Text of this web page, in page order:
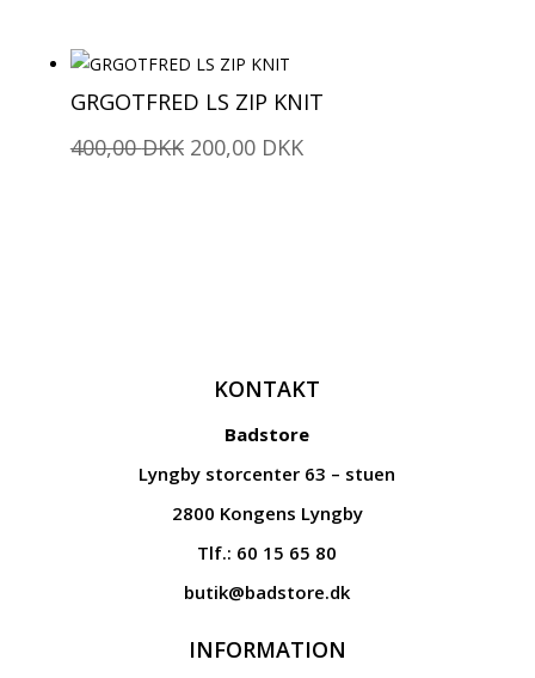
var:
400,00 DKK.200,00 DKK.
GRGOTFRED LS ZIP KNIT
400,00DKK Den
200,00 DKKDen
KONTAKT
Badstore
Lyngby storcenter 63 – stuen
2800 Kongens Lyngby
Tlf.: 60 15 65 80
butik@badstore.dk
INFORMATION